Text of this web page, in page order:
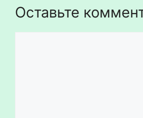
Оставьте